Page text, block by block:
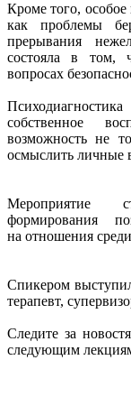
Кроме того,
как проблемы
прерывания
состояла в том,
вопросах
собственное
возможность не
осмыслить личные
Мероприятие
формирования
на отношения
Спикером
терапевт,
Следите за
следующим